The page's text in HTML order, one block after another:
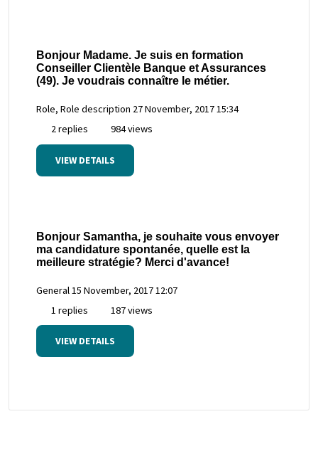
Bonjour Madame. Je suis en formation
Conseiller Clientèle Banque et Assurances
(49). Je voudrais connaître le métier.
Role, Role description 27 November, 2017 15:34
2 replies
984 views
VIEW DETAILS
Bonjour Samantha, je souhaite vous envoyer
ma candidature spontanée, quelle est la
meilleure stratégie? Merci d'avance!
General 15 November, 2017 12:07
1 replies
187 views
VIEW DETAILS